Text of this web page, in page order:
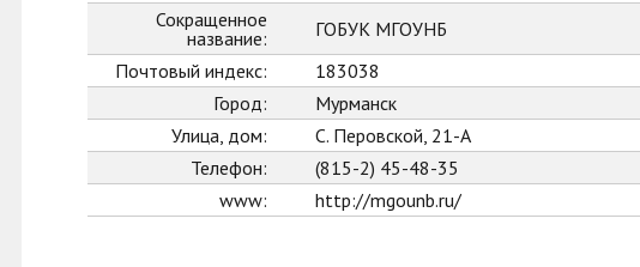
Сокращенное
название:
ГОБУК МГОУНБ
Почтовый индекс:
183038
Город:
Мурманск
Улица, дом:
С. Перовской, 21-А
Телефон:
(815-2) 45-48-35
www:
http://mgounb.ru/